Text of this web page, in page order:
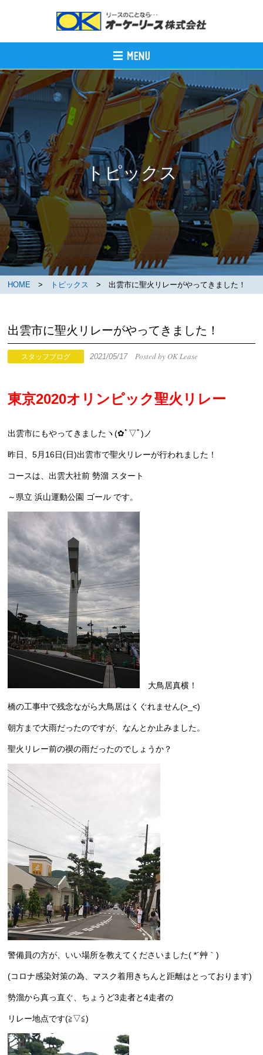
トピックス
HOME > トピックス > 出雲市に聖火リレーがやってきました！
出雲市に聖火リレーがやってきました！
スタッフブログ 2021/05/17Posted by OK Lease
東京2020オリンピック聖火リレー
出雲市にもやってきましたヽ(✿ﾟ▽ﾟ)ノ
昨日、5月16日(日)出雲市で聖火リレーが行われました！
コースは、出雲大社前 勢溜 スタート
～県立 浜山運動公園 ゴール です。
大鳥居真横！
橋の工事中で残念ながら大鳥居はくぐれません(>_<)
朝方まで大雨だったのですが、なんとか止みました。
聖火リレー前の禊の雨だったのでしょうか？
警備員の方が、いい場所を教えてくださいました( *´艸｀)
(コロナ感染対策の為、マスク着用きちんと距離はとっております)
勢溜から真っ直ぐ、ちょうど3走者と4走者の
リレー地点です(≧▽≦)